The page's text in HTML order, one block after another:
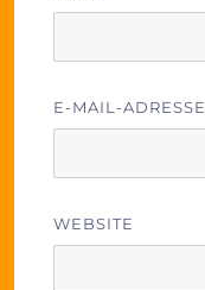
E-MAIL-ADRESSE
WEBSITE